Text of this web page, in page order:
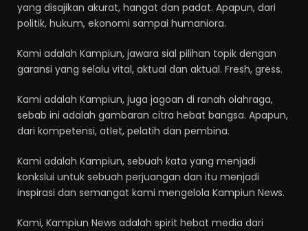
yang disajikan akurat, hangat dan padat. Apapun, dari
politik, hukum, ekonomi sampai humaniora.
Kami adalah Kampiun, jawara sial pilihan topik dengan
garansi yang selalu vital, aktual dan aktual. Fresh, gress.
Kami adalah Kampiun, juga jagoan di ranah olahraga,
sebab ini adalah gambaran citra hebat bangsa. Apapun,
dari kompetensi, atlet, pelatih dan pembina.
Kami adalah Kampiun, sebuah kata yang menjadi
konkslui untuk sebuah perjuangan dan itu menjadi
inspirasi dan semangat kami mengelola Kampiun News.
Kami, Kampiun News adalah spirit hebat media dari